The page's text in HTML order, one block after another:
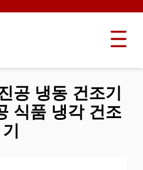
공 냉동 건조기
식품 냉각 건조
기